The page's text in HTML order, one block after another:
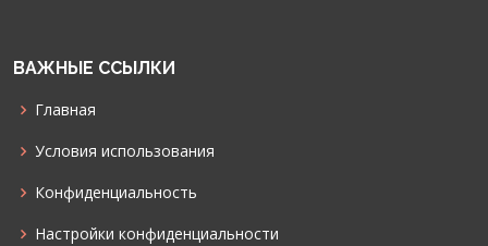
ВАЖНЫЕ ССЫЛКИ
Главная
Условия использования
Конфиденциальность
Настройки конфиденциальности